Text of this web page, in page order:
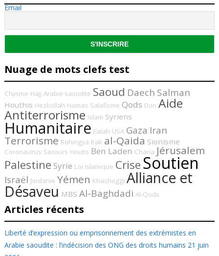
Email
Nuage de mots clefs test
Chiisme Hajj Arabie saoudite Saoud Daech Salman
Houthis Hezbollah Hamas Salafisme Qods Don Aide
Antiterrorisme Islam Syriens
Humanitaire Fatah USA Gaza Iran
Terrorisme Rohingya Irak al-Qaida Sionisme
Coronavirus Secours Houtis Ben Laden Charia Jérusalem
Palestine Syrie Loi islamique CriseSoutien
Israël Jordanie Yémen Khashoggi Alliance et
Désaveu MBS Al-Baghdadi Al-Qods
Articles récents
Liberté d’expression ou emprisonnement des extrémistes en
Arabie saoudite : l’indécision des ONG des droits humains 21 juin